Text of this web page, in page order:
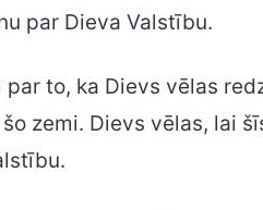
par Dieva Valstību.
par to, ka Dievs vēlas
zemi. Dievs vēlas, lai